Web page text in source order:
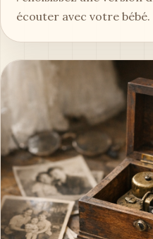
écouter avec votre bébé.